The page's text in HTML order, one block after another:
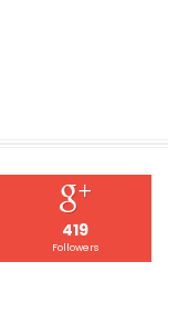
419
Followers